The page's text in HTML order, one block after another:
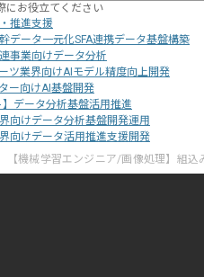
にお役立てください
推進支援
データ一元化SFA連携データ基盤構築
事業向けデータ分析
ツ業界向けAIモデル精度向上開発
ー向けAI基盤開発
データ分析基盤活用推進
向けデータ分析基盤開発運用
向けデータ活用推進支援開発
【機械学習エンジニア/画像処理】組